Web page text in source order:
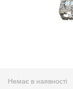
Немає в наявності